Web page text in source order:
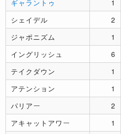
ギャラントゥ 1
シェイデル
2
ジャポニズム
1
イングリッシュ
6
テイクダウン
1
アテンション
1
パリアー
2
アキャットアワー
1